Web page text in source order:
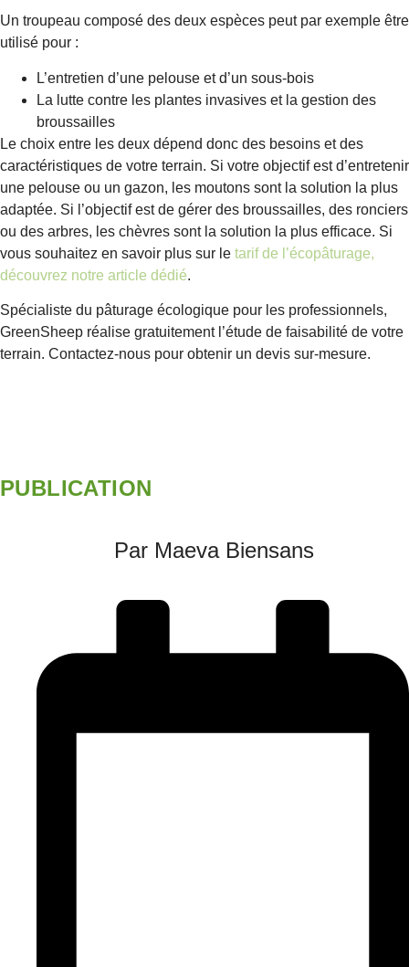
Un troupeau composé des deux espèces peut par exemple être
utilisé pour :
L’entretien d’une pelouse et d’un sous-bois
La lutte contre les plantes invasives et la gestion des
broussailles
Le choix entre les deux dépend donc des besoins et des
caractéristiques de votre terrain. Si votre objectif est d’entretenir
une pelouse ou un gazon, les moutons sont la solution la plus
adaptée. Si l’objectif est de gérer des broussailles, des ronciers
ou des arbres, les chèvres sont la solution la plus efficace. Si
vous souhaitez en savoir plus sur le tarif de l’écopâturage,
découvrez notre article dédié.
Spécialiste du pâturage écologique pour les professionnels,
GreenSheep réalise gratuitement l’étude de faisabilité de votre
terrain. Contactez-nous pour obtenir un devis sur-mesure.
PUBLICATION
Par Maeva Biensans